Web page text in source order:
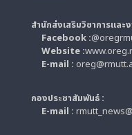
สำนักส่งเสริมวิชาการและ
Facebook :
Website :
E-mail :
กองประชาสัมพันธ์ :
E-mail :